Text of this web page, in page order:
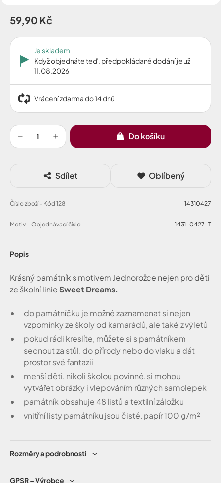
Popis
Krásný památník s motivem Jednorožce nejen pro děti
ze školní linie Sweet Dreams.
do památníčku je možné zaznamenat si nejen
vzpomínky ze školy od kamarádů, ale také z výletů
pokud rádi kreslíte, můžete si s památníkem
sednout za stůl, do přírody nebo do vlaku a dát
prostor své fantazii
menší děti, nikoli školou povinné, si mohou
vytvářet obrázky i vlepováním různých samolepek
památník obsahuje 48 listů a textilní záložku
vnitřní listy památníku jsou čisté, papír 100 g/m²
Rozměry a podrobnosti
GPSR – Výrobce
59,90 Kč
Je skladem
Když objednáte teď, předpokládané dodání je už
11.08.2026
Vrácení zdarma do 14 dnů
Do košíku
Sdílet Oblíbený
Číslo zboží - Kód 128 14310427
Motiv – Objednávací číslo 1431-0427-T